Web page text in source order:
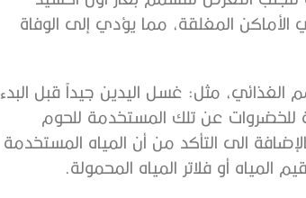
المغلقة، مما يؤدي إلى الوفاة
الغذائي، مثل: غسل اليدين جيداً قبل البدء
للخضروات عن تلك المستخدمة للحوم
الى التأكد من أن المياه المستخدمة
أو فلاتر المياه المحمولة.